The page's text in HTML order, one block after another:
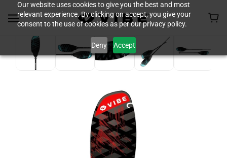
Our website uses cookies to give you the best and most
relevant experience. By clicking on accept, you give your
consent to the use of cookies as per our privacy policy.
Deny Accept